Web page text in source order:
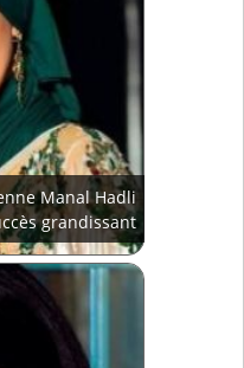
Manal Hadli
grandissant